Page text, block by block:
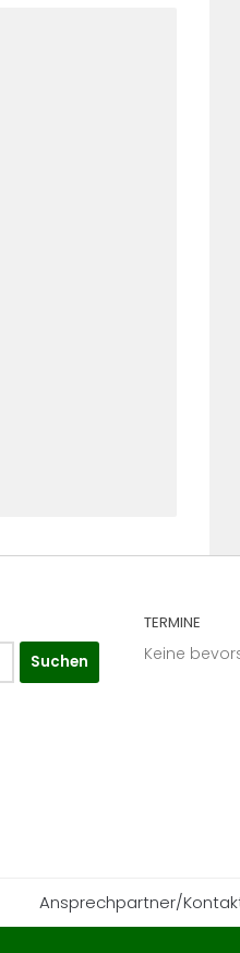
TERMINE
Keine
Ansprechpartner/